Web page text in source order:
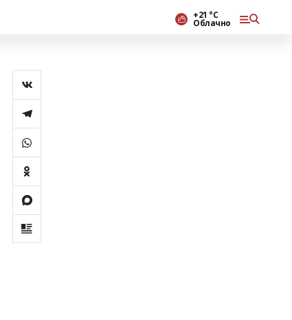
+21 °С
Облачно